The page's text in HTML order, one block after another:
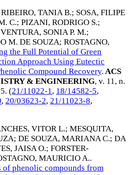
RIBEIRO, TANIA B.; SOSA, FILIPE
C.; PIZANI, RODRIGO S.;
VENTURA, SONIA P. M.;
M. DE SOUZA; ROSTAGNO,
the Full Potential of Green
Approach Using Eutectic
Compound Recovery. ACS
& ENGINEERING, v. 11, n.
. (21/11022-1, 18/14582-5,
, 20/03623-2, 21/11023-8,
VITOR L.; MESQUITA,
; DE SOUZA, MARIANA C.; DA
JAISA O.; FORSTER-
MAURICIO A..
of phenolic compounds from